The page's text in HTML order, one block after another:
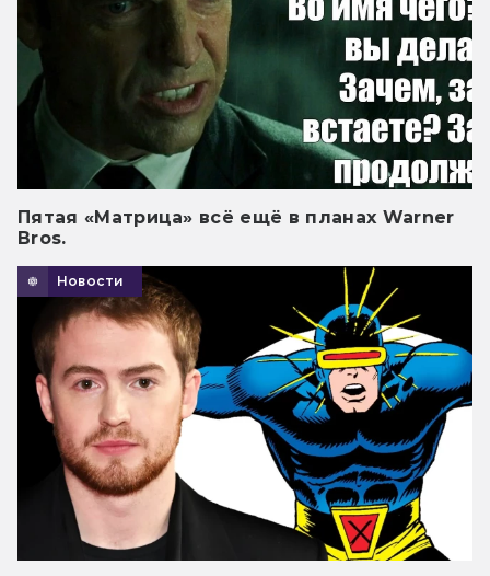
Пятая «Матрица» всё ещё в планах Warner
Bros.
Новости